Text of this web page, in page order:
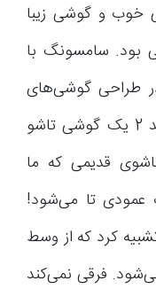
خوب و گوشی زیبا
بود. سامسونگ با
خود در طراحی گوشی‌های
جدید را نشان داد. گلکسی زد فولد 2 یک گوشی تاشو
قدیمی که ما
عمودی تا می‌شود!
کرد که از وسط
فرقی نمی‌کند